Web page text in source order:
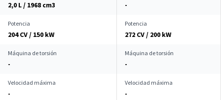
2,0 L / 1968 cm3 -
Potencia
204 CV / 150 kW
Potencia
272 CV / 200 kW
Máquina de torsión
-
Máquina de torsión
-
Velocidad máxima
-
Velocidad máxima
-